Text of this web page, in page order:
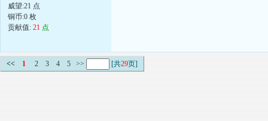
威望:21 点
铜币:0 枚
贡献值: 21 点
<< 1 2 3 4 5 >> [共29页]